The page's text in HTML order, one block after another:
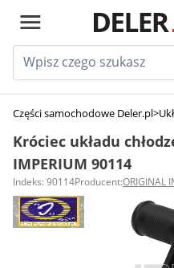
Części samochodowe Deler.pl>
Króciec układu
IMPERIUM 90114
Indeks: 90114Producent:ORIGINAL